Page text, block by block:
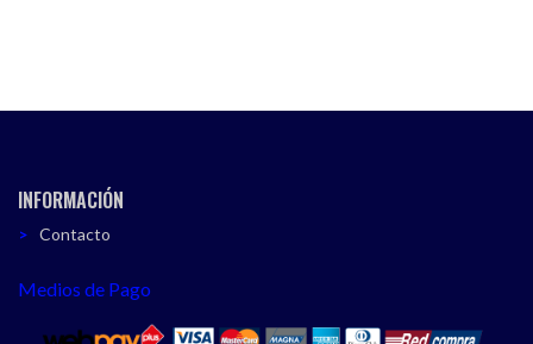
INFORMACIÓN
Contacto
Medios de Pago